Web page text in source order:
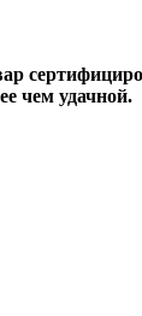
чем удачной.